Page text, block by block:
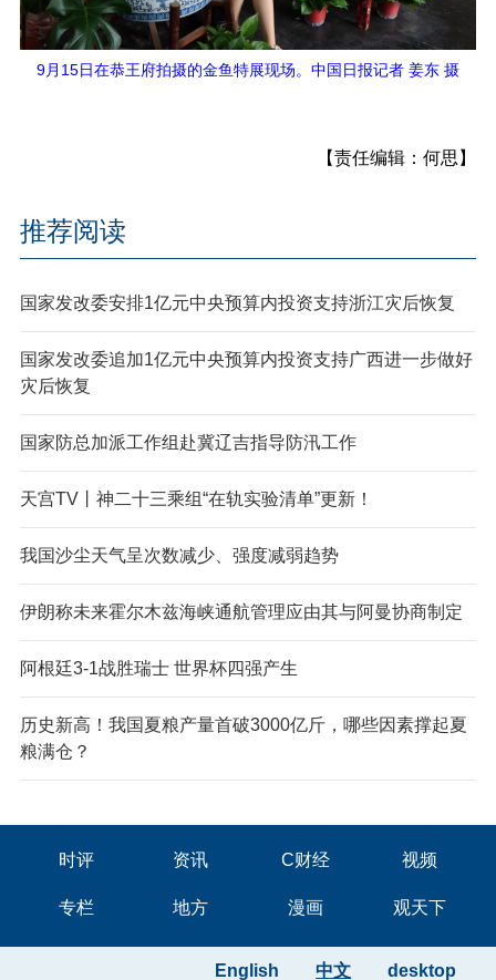
9月15日在恭王府拍摄的金鱼特展现场。中国日报记者 姜东 摄
【责任编辑：何思】
推荐阅读
国家发改委安排1亿元中央预算内投资支持浙江灾后恢复
国家发改委追加1亿元中央预算内投资支持广西进一步做好
灾后恢复
国家防总加派工作组赴冀辽吉指导防汛工作
天宫TV丨神二十三乘组“在轨实验清单”更新！
我国沙尘天气呈次数减少、强度减弱趋势
伊朗称未来霍尔木兹海峡通航管理应由其与阿曼协商制定
阿根廷3-1战胜瑞士 世界杯四强产生
历史新高！我国夏粮产量首破3000亿斤，哪些因素撑起夏
粮满仓？
时评 资讯 C财经 视频
专栏 地方 漫画 观天下
desktop
中文
English